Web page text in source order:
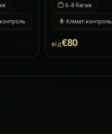
6–8 багаж
Клімат-контроль
від€80